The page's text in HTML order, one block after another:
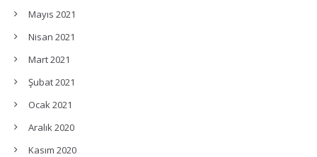
Mayıs 2021
Nisan 2021
Mart 2021
Şubat 2021
Ocak 2021
Aralık 2020
Kasım 2020